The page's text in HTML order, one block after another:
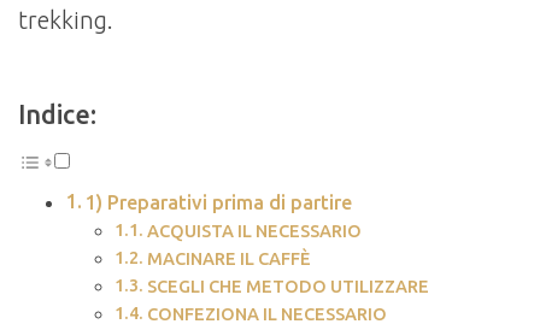
trekking.
Indice:
1) Preparativi prima di partire
ACQUISTA IL NECESSARIO
MACINARE IL CAFFÈ
SCEGLI CHE METODO UTILIZZARE
CONFEZIONA IL NECESSARIO